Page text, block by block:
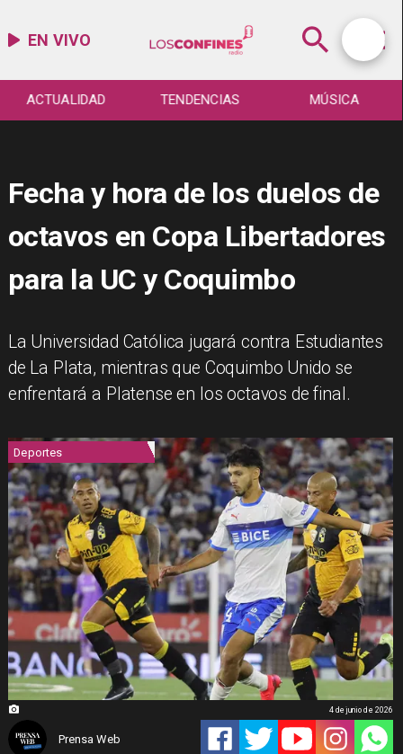
EN VIVO
ACTUALIDAD TENDENCIAS MÚSICA
Fecha y hora de los duelos de
octavos en Copa Libertadores
para la UC y Coquimbo
La Universidad Católica jugará contra Estudiantes
de La Plata, mientras que Coquimbo Unido se
enfrentará a Platense en los octavos de final.
Deportes
Prensa Web
4 de junio de 2026